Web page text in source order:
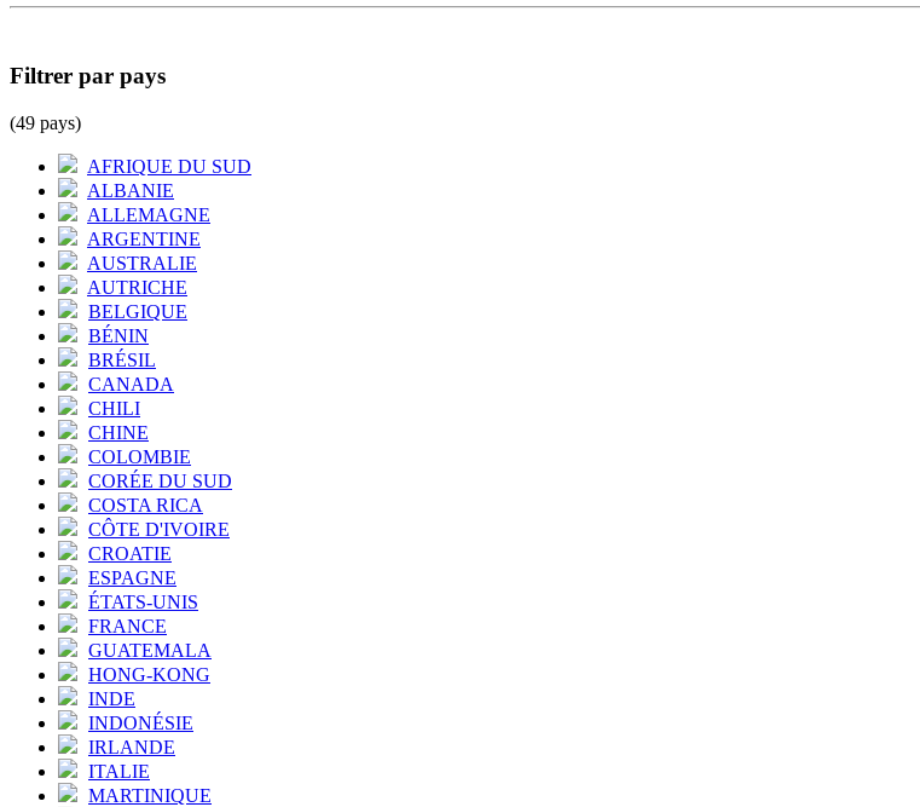
Filtrer par pays
(49 pays)
AFRIQUE DU SUD
ALBANIE
ALLEMAGNE
ARGENTINE
AUSTRALIE
AUTRICHE
BELGIQUE
BÉNIN
BRÉSIL
CANADA
CHILI
CHINE
COLOMBIE
CORÉE DU SUD
COSTA RICA
CÔTE D'IVOIRE
CROATIE
ESPAGNE
ÉTATS-UNIS
FRANCE
GUATEMALA
HONG-KONG
INDE
INDONÉSIE
IRLANDE
ITALIE
MARTINIQUE